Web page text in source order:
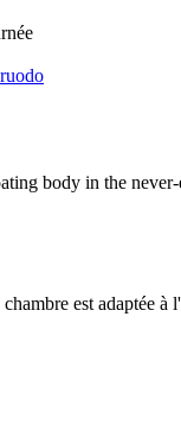
body in the
est adaptée à